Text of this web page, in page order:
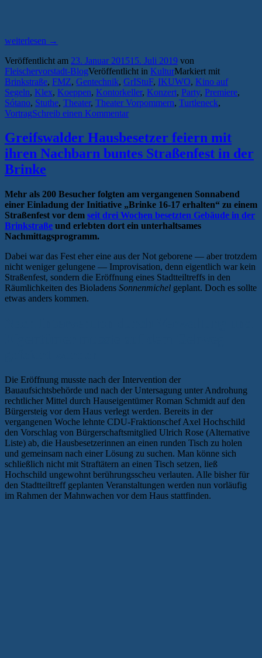
„Kurze
lange
Nächte
–
das
Greifswalder
Wochenende
Überblick
#44“
weiterlesen →
Veröffentlicht am 23. Januar 201515. Juli 2019 von
Fleischervorstadt-BlogVeröffentlicht in KulturMarkiert mit
Brinkstraße, FMZ, Gentechnik, GrIStuF, IKUWO, Kino auf
Segeln, Klex, Koeppen, Kontorkeller, Konzert, Party, Premiere,
Sótano, Stuthe, Theater, Theater Vorpommern, Turtleneck,
VortragSchreib einen Kommentar
Greifswalder Hausbesetzer feiern mit
ihren Nachbarn buntes Straßenfest in der
Brinke
Mehr als 200 Besucher folgten am vergangenen Sonnabend
einer Einladung der Initiative „Brinke 16-17 erhalten“ zu einem
Straßenfest vor dem seit drei Wochen besetzten Gebäude in der
Brinkstraße und erlebten dort ein unterhaltsames
Nachmittagsprogramm.
Dabei war das Fest eher eine aus der Not geborene — aber trotzdem
nicht weniger gelungene — Improvisation, denn eigentlich war kein
Straßenfest, sondern die Eröffnung eines Stadtteiltreffs in den
Räumlichkeiten des Bioladens Sonnenmichel geplant. Doch es sollte
etwas anders kommen.
Die Eröffnung musste nach der Intervention der
Bauaufsichtsbehörde und nach der Untersagung unter Androhung
rechtlicher Mittel durch Hauseigentümer Roman Schmidt auf den
Bürgersteig vor dem Haus verlegt werden. Bereits in der
vergangenen Woche lehnte CDU-Fraktionschef Axel Hochschild
den Vorschlag von Bürgerschaftsmitglied Ulrich Rose (Alternative
Liste) ab, die Hausbesetzerinnen an einen runden Tisch zu holen
und gemeinsam nach einer Lösung zu suchen. Man könne sich
schließlich nicht mit Straftätern an einen Tisch setzen, ließ
Hochschild ungewohnt berührungsscheu verlauten. Alle bisher für
den Stadtteiltreff geplanten Veranstaltungen werden nun vorläufig
im Rahmen der Mahnwachen vor dem Haus stattfinden.